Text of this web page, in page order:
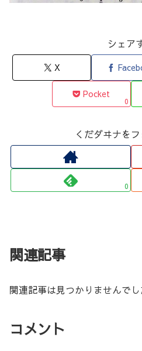
シェア
X
Pocket
0
くだダヰナを
0
関連記事
関連記事は見つかりませんでし
コメント